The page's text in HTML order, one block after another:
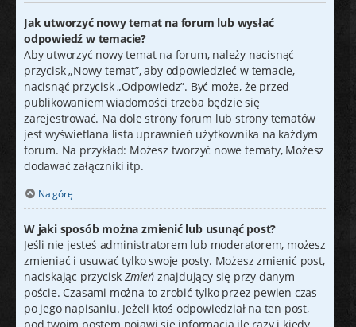
Jak utworzyć nowy temat na forum lub wysłać
odpowiedź w temacie?
Aby utworzyć nowy temat na forum, należy nacisnąć
przycisk „Nowy temat”, aby odpowiedzieć w temacie,
nacisnąć przycisk „Odpowiedz”. Być może, że przed
publikowaniem wiadomości trzeba będzie się
zarejestrować. Na dole strony forum lub strony tematów
jest wyświetlana lista uprawnień użytkownika na każdym
forum. Na przykład: Możesz tworzyć nowe tematy, Możesz
dodawać załączniki itp.
Na górę
W jaki sposób można zmienić lub usunąć post?
Jeśli nie jesteś administratorem lub moderatorem, możesz
zmieniać i usuwać tylko swoje posty. Możesz zmienić post,
naciskając przyciskZmień znajdujący się przy danym
poście. Czasami można to zrobić tylko przez pewien czas
po jego napisaniu. Jeżeli ktoś odpowiedział na ten post,